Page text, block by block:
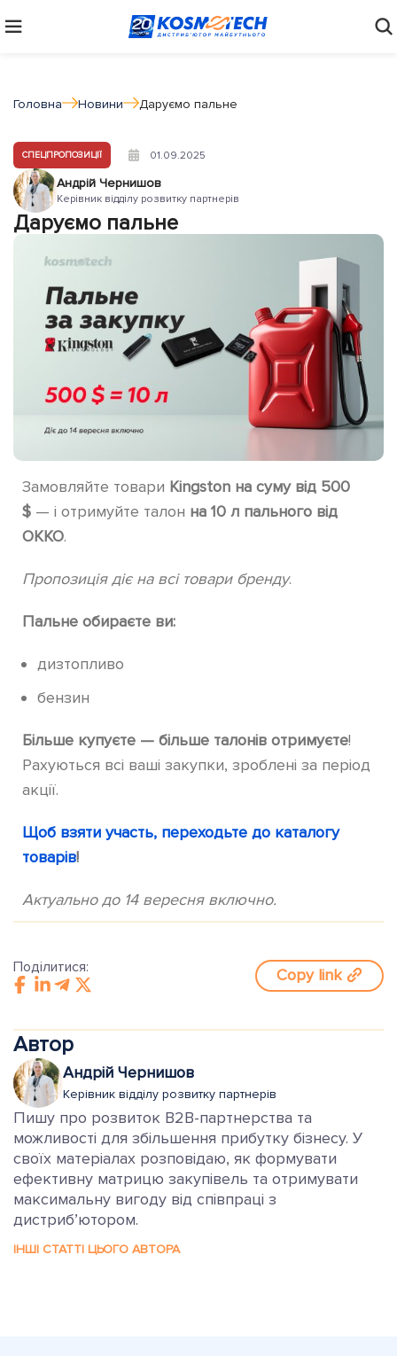
Головна Новини Даруємо пальне
СПЕЦПРОПОЗИЦІЇ 01.09.2025
Андрій Чернишов
Керівник відділу розвитку партнерів
Даруємо пальне
Замовляйте товари Kingston на суму від 500
$ — і отримуйте талон на 10 л пального від
OKKO.
Пропозиція діє на всі товари бренду.
Пальне обираєте ви:
дизтопливо
бензин
Більше купуєте — більше талонів отримуєте!
Рахуються всі ваші закупки, зроблені за період
акції.
Щоб взяти участь, переходьте до каталогу
товарів!
Актуально до 14 вересня включно.
Поділитися: Copy link
Автор
Андрій Чернишов
Керівник відділу розвитку партнерів
Пишу про розвиток B2B-партнерства та
можливості для збільшення прибутку бізнесу. У
своїх матеріалах розповідаю, як формувати
ефективну матрицю закупівель та отримувати
максимальну вигоду від співпраці з
дистриб’ютором.
ІНШІ СТАТТІ ЦЬОГО АВТОРА